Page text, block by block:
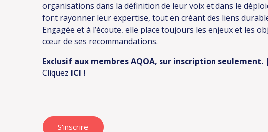
organisations dans la définition de leur voix et dans le
font rayonner leur expertise, tout en créant des liens
Engagée et à l’écoute, elle place toujours les enjeux et les
cœur de ses recommandations.
Exclusif aux membres AQOA, sur inscription seulement.
Cliquez ICI !
S'inscrire